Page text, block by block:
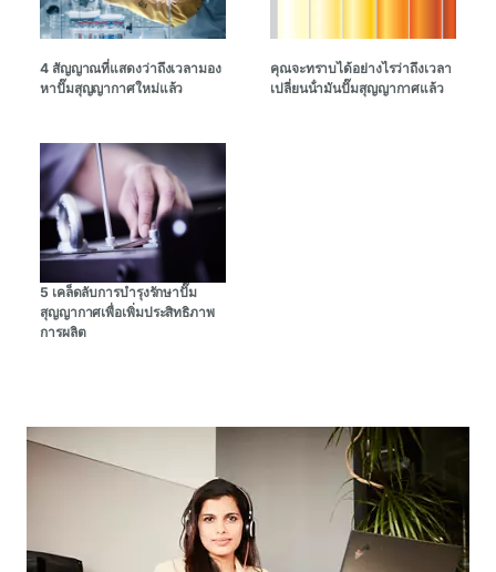
4 สัญญาณที่แสดงว่าถึงเวลามอง
หาปั๊มสุญญากาศใหม่แล้ว
คุณจะทราบได้อย่างไรว่าถึงเวลา
เปลี่ยนน้ํามันปั๊มสุญญากาศแล้ว
5 เคล็ดลับการบํารุงรักษาปั๊ม
สุญญากาศเพื่อเพิ่มประสิทธิภาพ
การผลิต